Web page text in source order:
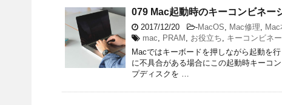
079 Mac起動時のキーコンビネー
2017/12/20 -MacOS, Mac修理,
mac, PRAM , お役立ち, キーコンビネ
Macではキーボードを押しながら起動を
に不具合がある場合にこの起動時キーコ
プディスクを …